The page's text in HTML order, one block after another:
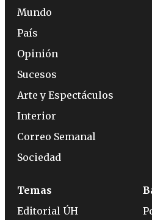
Mundo
País
Opinión
Sucesos
Arte y Espectáculos
Interior
Correo Semanal
Sociedad
Temas
Editorial ÚH